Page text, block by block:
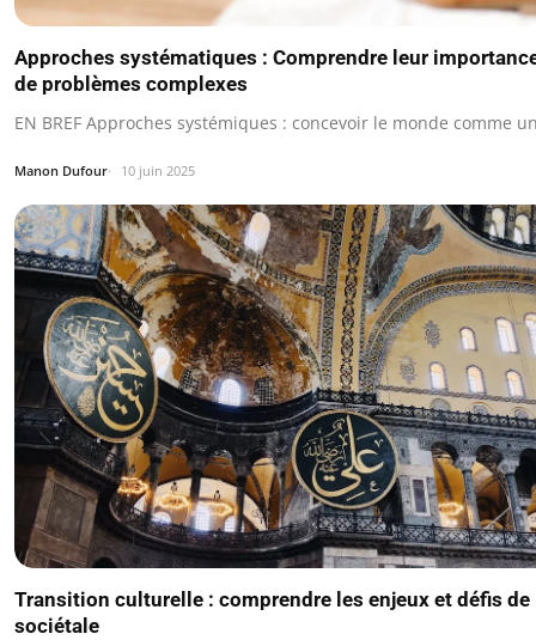
Approches systématiques : Comprendre leur
de problèmes complexes
EN BREF Approches systémiques : concevoir le monde comme
Manon Dufour 10 juin 2025
Transition culturelle : comprendre les enjeux et défis de
sociétale